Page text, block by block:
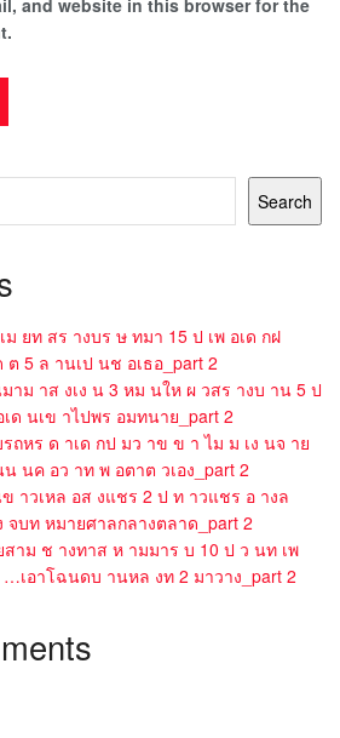
and website in this browser for the
Search
ม ยท สร างบร ษ ทมา 15 ป เพ อเด กฝ
5 ล านเป นช อเธอ_part 2
าม าส งเง น 3 หม นให ผ วสร างบ าน 5 ป
ด นเข าไปพร อมทนาย_part 2
ถหร ด าเด กป มว าข ข า ไม ม เง นจ าย
นค อว าท พ อตาต วเอง_part 2
าวเหล อส งแชร 2 ป ท าวแชร อ างล
บท หมายศาลกลางตลาด_part 2
สาม ช างทาส ห ามมาร บ 10 ป ว นท เพ
เอาโฉนดบ านหล งท 2 มาวาง_part 2